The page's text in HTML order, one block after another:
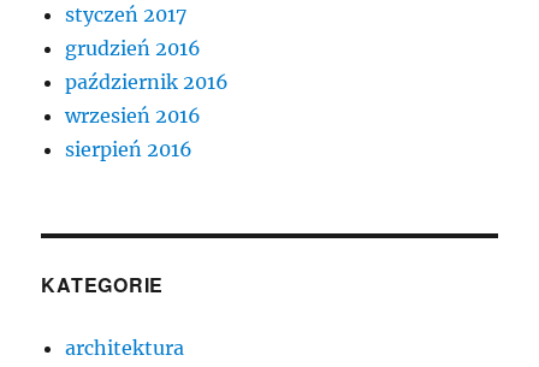
styczeń 2017
grudzień 2016
październik 2016
wrzesień 2016
sierpień 2016
KATEGORIE
architektura